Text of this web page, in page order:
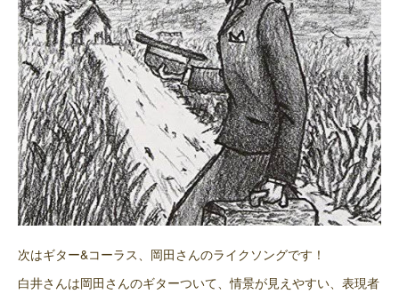
次はギター&コーラス、岡田さんのライクソングです！
白井さんは岡田さんのギターついて、情景が見えやすい、表現者